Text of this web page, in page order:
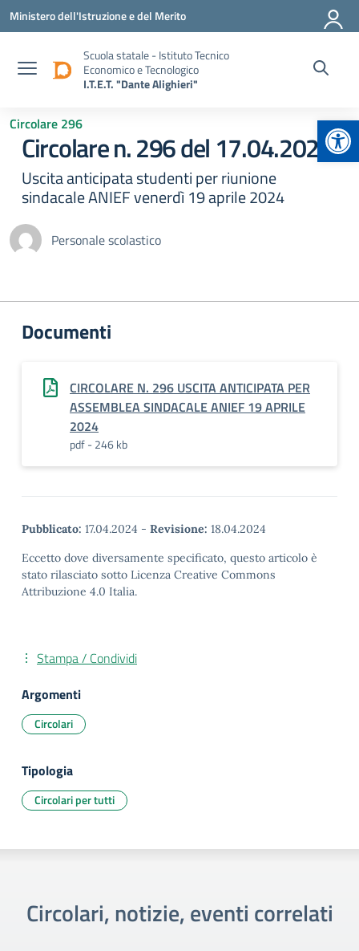
Vai ai contenuti
Vai al menu di navigazione
Vai al footer
Ministero dell'Istruzione e del Merito
Scuola statale - Istituto Tecnico
Economico e Tecnologico
I.T.E.T. "Dante Alighieri"
Circolare 296
Circolare n. 296 del 17.04.2024
Uscita anticipata studenti per riunione
sindacale ANIEF venerdì 19 aprile 2024
Personale scolastico
Documenti
CIRCOLARE N. 296 USCITA ANTICIPATA PER
ASSEMBLEA SINDACALE ANIEF 19 APRILE
2024
pdf - 246 kb
Pubblicato: 17.04.2024 - Revisione: 18.04.2024
Eccetto dove diversamente specificato, questo articolo è
stato rilasciato sotto Licenza Creative Commons
Attribuzione 4.0 Italia.
Stampa / Condividi
Argomenti
Circolari
Tipologia
Circolari per tutti
Circolari, notizie, eventi correlati